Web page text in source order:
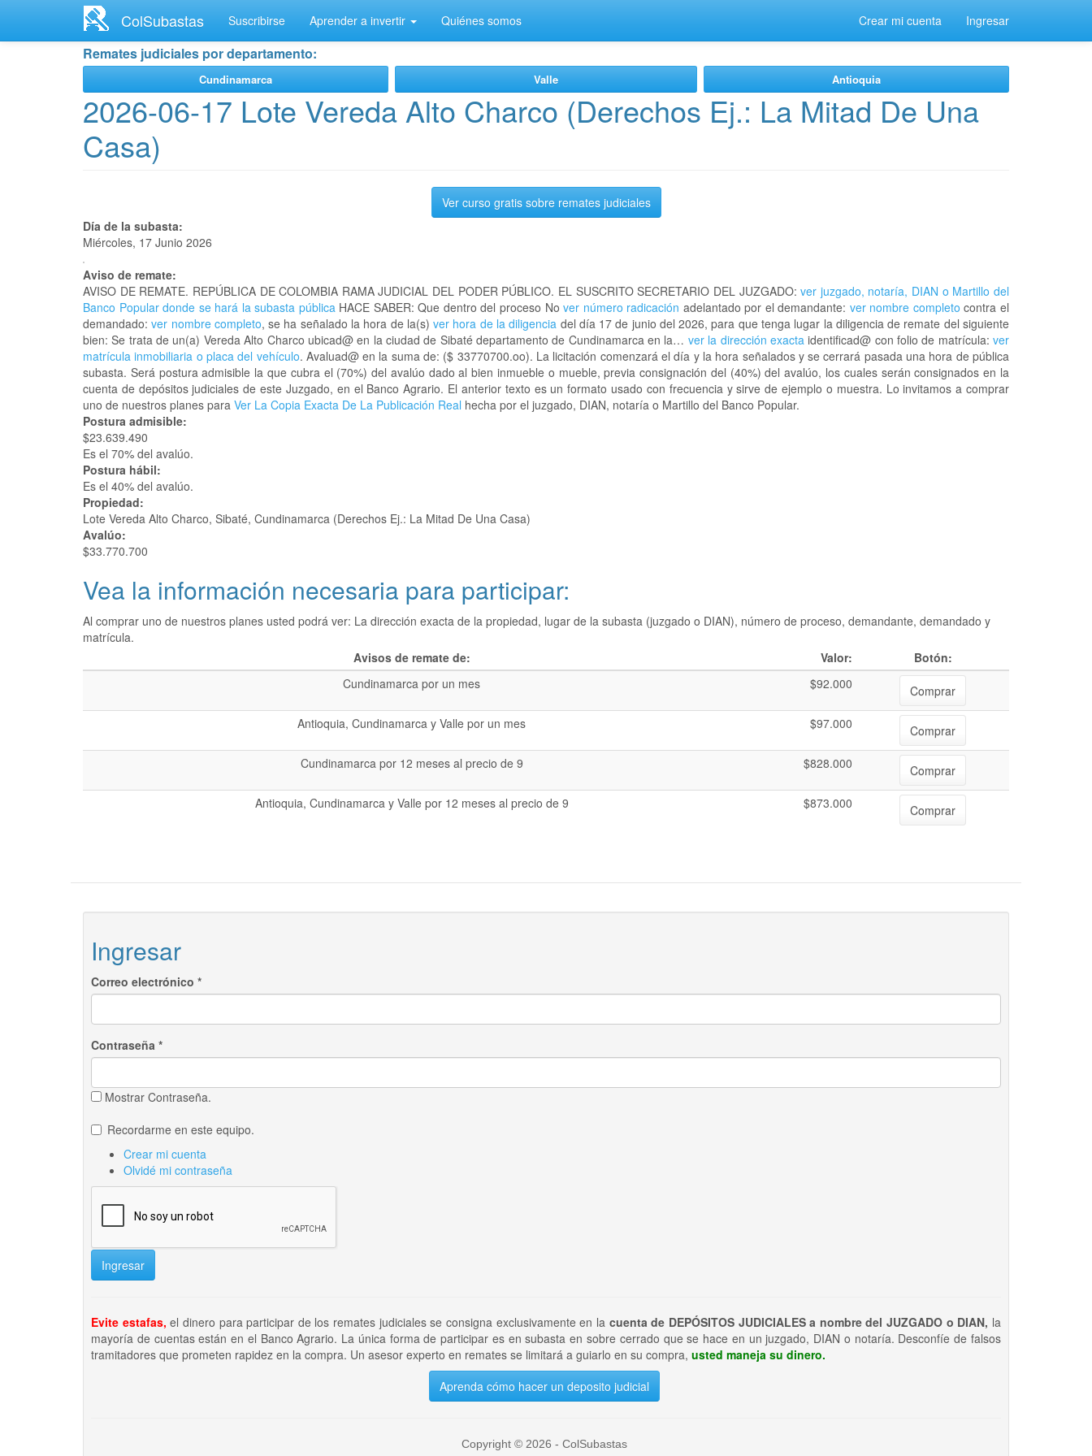
contenido
ColSubastas Suscribirse Aprender a invertir Quiénes somos Crear mi cuenta Ingresar
Remates judiciales por departamento:
Cundinamarca Valle Antioquia
2026-06-17 Lote Vereda Alto Charco (Derechos Ej.: La Mitad De Una
Casa)
Ver curso gratis sobre remates judiciales
Día de la subasta:
Miércoles, 17 Junio 2026
Aviso de remate:
AVISO DE REMATE. REPÚBLICA DE COLOMBIA RAMA JUDICIAL DEL PODER PÚBLICO. EL SUSCRITO SECRETARIO DEL JUZGADO: ver juzgado, notaría, DIAN o Martillo del
Banco Popular donde se hará la subasta públicaHACE SABER: Que dentro del proceso Nover número radicación adelantado por el demandante: ver nombre completo contra el
demandado:ver nombre completo, se ha señalado la hora de la(s)ver hora de la diligencia del día 17 de junio del 2026, para que tenga lugar la diligencia de remate del siguiente
bien: Se trata de un(a) Vereda Alto Charco ubicad@ en la ciudad de Sibaté departamento de Cundinamarca en la… ver la dirección exactaidentificad@ con folio de matrícula:ver
matrícula inmobiliaria o placa del vehículo. Avaluad@ en la suma de: ($ 33770700.oo). La licitación comenzará el día y la hora señalados y se cerrará pasada una hora de pública
subasta. Será postura admisible la que cubra el (70%) del avalúo dado al bien inmueble o mueble, previa consignación del (40%) del avalúo, los cuales serán consignados en la
cuenta de depósitos judiciales de este Juzgado, en el Banco Agrario. El anterior texto es un formato usado con frecuencia y sirve de ejemplo o muestra. Lo invitamos a comprar
uno de nuestros planes para Ver La Copia Exacta De La Publicación Real hecha por el juzgado, DIAN, notaría o Martillo del Banco Popular.
Postura admisible:
$23.639.490
Es el 70% del avalúo.
Postura hábil:
Es el 40% del avalúo.
Propiedad:
Lote Vereda Alto Charco, Sibaté, Cundinamarca (Derechos Ej.: La Mitad De Una Casa)
Avalúo:
$33.770.700
Vea la información necesaria para participar:
Al comprar uno de nuestros planes usted podrá ver: La dirección exacta de la propiedad, lugar de la subasta (juzgado o DIAN), número de proceso, demandante, demandado y
matrícula.
Avisos de remate de:
Valor:
Botón:
Cundinamarca por un mes
$92.000
Comprar
Antioquia, Cundinamarca y Valle por un mes
$97.000
Comprar
Cundinamarca por 12 meses al precio de 9
$828.000
Comprar
Antioquia, Cundinamarca y Valle por 12 meses al precio de 9
$873.000 Comprar
Ingresar
Correo electrónico *
Contraseña *
Mostrar Contraseña.
Recordarme en este equipo.
Crear mi cuenta
Olvidé mi contraseña
Ingresar
Evite estafas, el dinero para participar de los remates judiciales se consigna exclusivamente en lacuenta de DEPÓSITOS JUDICIALES a nombre del JUZGADO o DIAN, la
mayoría de cuentas están en el Banco Agrario. La única forma de participar es en subasta en sobre cerrado que se hace en un juzgado, DIAN o notaría. Desconfíe de falsos
tramitadores que prometen rapidez en la compra. Un asesor experto en remates se limitará a guiarlo en su compra, usted maneja su dinero.
Aprenda cómo hacer un deposito judicial
Copyright © 2026 - ColSubastas